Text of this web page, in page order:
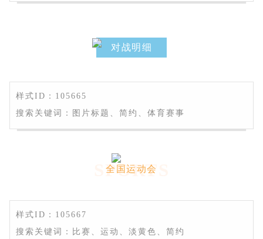
对战明细
样式ID：105665
搜索关键词：图片标题、简约、体育赛事
SPORTS
全国运动会
样式ID：105667
搜索关键词：比赛、运动、淡黄色、简约